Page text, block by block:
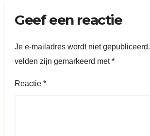
Geef een reactie
Je e-mailadres wordt niet gepubliceerd.
velden zijn gemarkeerd met*
Reactie *